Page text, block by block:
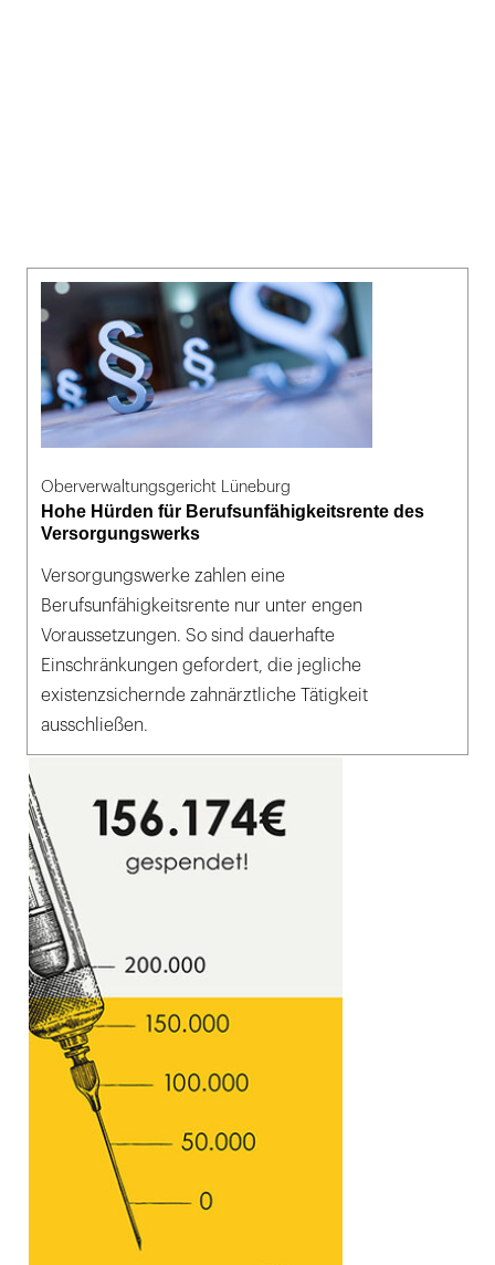
Oberverwaltungsgericht Lüneburg
Hohe Hürden für Berufsunfähigkeitsrente des
Versorgungswerks
Versorgungswerke zahlen eine
Berufsunfähigkeitsrente nur unter engen
Voraussetzungen. So sind dauerhafte
Einschränkungen gefordert, die jegliche
existenzsichernde zahnärztliche Tätigkeit
ausschließen.